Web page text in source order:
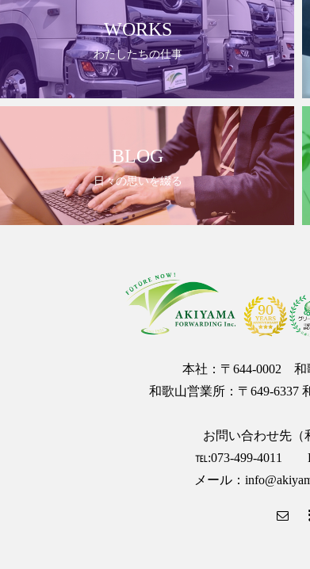
WORKS
わたしたちの仕事
BLOG
日々の思いを綴る
本社：〒644-0002 和
和歌山営業所：〒649-6337
お問い合わせ先（
℡:073-499-4011
メール：